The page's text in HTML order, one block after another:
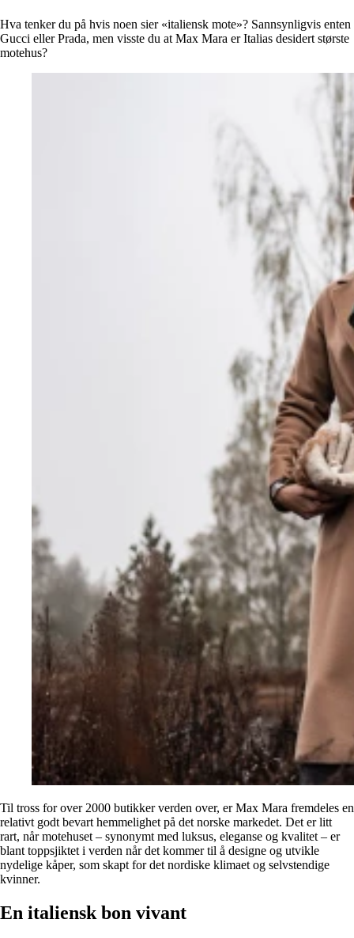
Reise
Informasjon
Tilbehør
Tips og triks
Klær
Reise
Informasjon
Tilbehør
Tips og triks
Hva tenker du på hvis noen sier «italiensk mote»? Sannsynligvis enten
Gucci eller Prada, men visste du at Max Mara er Italias desidert største
motehus?
Til tross for over 2000 butikker verden over, er Max Mara fremdeles en
relativt godt bevart hemmelighet på det norske markedet. Det er litt
rart, når motehuset – synonymt med luksus, eleganse og kvalitet – er
blant toppsjiktet i verden når det kommer til å designe og utvikle
nydelige kåper, som skapt for det nordiske klimaet og selvstendige
kvinner.
En italiensk bon vivant